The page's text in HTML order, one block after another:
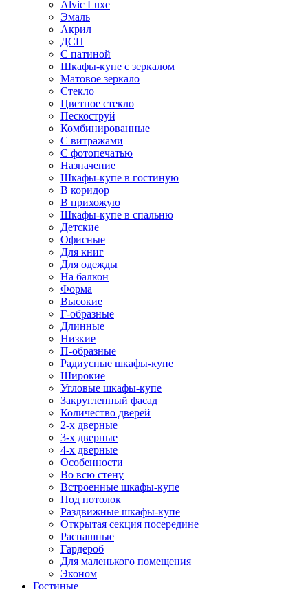
Alvic Luxe
Эмаль
Акрил
ДСП
С патиной
Шкафы-купе с зеркалом
Матовое зеркало
Стекло
Цветное стекло
Пескоструй
Комбинированные
С витражами
С фотопечатью
Назначение
Шкафы-купе в гостиную
В коридор
В прихожую
Шкафы-купе в спальню
Детские
Офисные
Для книг
Для одежды
На балкон
Форма
Высокие
Г-образные
Длинные
Низкие
П-образные
Радиусные шкафы-купе
Широкие
Угловые шкафы-купе
Закругленный фасад
Количество дверей
2-х дверные
3-х дверные
4-х дверные
Особенности
Во всю стену
Встроенные шкафы-купе
Под потолок
Раздвижные шкафы-купе
Открытая секция посередине
Распашные
Гардероб
Для маленького помещения
Эконом
Гостиные